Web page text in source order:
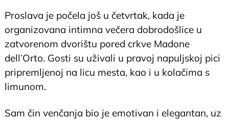
Proslava je počela još u četvrtak, kada je
organizovana intimna večera dobrodošlice u
zatvorenom dvorištu pored crkve Madone
dell’Orto. Gosti su uživali u pravoj napuljskoj pici
pripremljenoj na licu mesta, kao i u kolačima s
limunom.
Sam čin venčanja bio je emotivan i elegantan, uz